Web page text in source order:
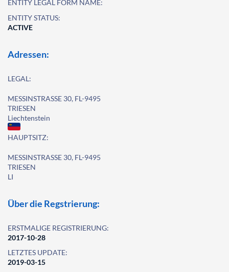
ENTITY LEGAL FORM NAME:
ENTITY STATUS:
ACTIVE
Adressen:
LEGAL:
MESSINSTRASSE 30, FL-9495
TRIESEN
Liechtenstein
HAUPTSITZ:
MESSINSTRASSE 30, FL-9495
TRIESEN
LI
Über die Regstrierung:
ERSTMALIGE REGISTRIERUNG:
2017-10-28
LETZTES UPDATE:
2019-03-15